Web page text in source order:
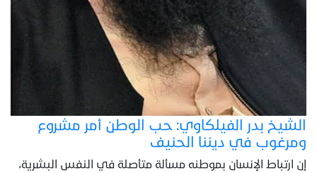
الشيخ بدر الفيلكاوي: حب الوطن أمر مشروع
ومرغوب في ديننا الحنيف
إن ارتباط الإنسان بموطنه مسألة متأصلة في النفس البشرية،